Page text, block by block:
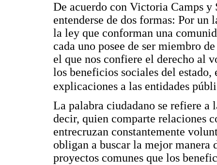
De acuerdo con Victoria Camps
entenderse de dos formas: Por un
la ley que conforman una
cada uno posee de ser miembro
el que nos confiere el derecho al
los beneficios sociales del
explicaciones a las entidades
La palabra ciudadano se refiere
decir, quien comparte relaciones
entrecruzan constantemente
obligan a buscar la mejor manera
proyectos comunes que los